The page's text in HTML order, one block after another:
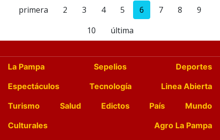
primera 2 3 4 5 6 7 8
9
10
última
La Pampa Sepelios
Deportes
Espectáculos
Tecnología
Linea Abierta
Turismo
Salud Edictos País
Mundo
Culturales
Agro La Pampa